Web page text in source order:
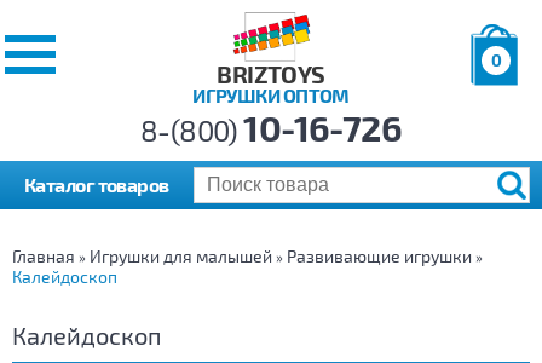
BRIZTOYS
ИГРУШКИ ОПТОМ
0
р.
8-(800)10-16-726
Каталог товаров
Главная » Игрушки для малышей » Развивающие игрушки »
Калейдоскоп
Калейдоскоп